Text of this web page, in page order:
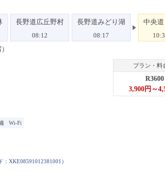
： XKE08591012381001 ）
長野道広丘野村
08:12
長野道みどり湖
08:17
中央
Wi-Fi
プラン・料
R3600
3,900円～